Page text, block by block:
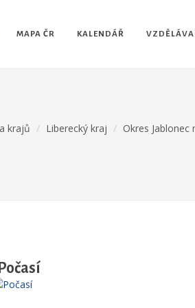
MAPA ČR KALENDÁŘ
krajů Liberecký kraj Okres Jablonec
Počasí